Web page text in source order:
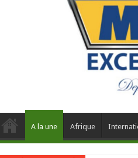
A la une Afrique